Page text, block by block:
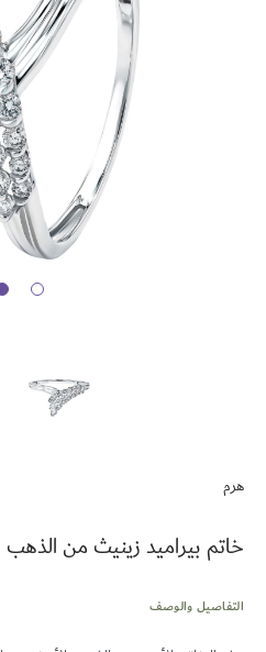
بداية
الصور
هرم
خاتم بيراميد زينيث من الذهب
التفاصيل والوصف